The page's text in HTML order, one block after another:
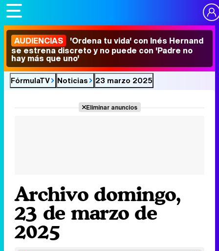
AUDIENCIAS 'Ordena tu vida' con Inés Hernand
se estrena discreto y no puede con 'Padre no
hay más que uno'
FórmulaTV Noticias 23 marzo 2025
Eliminar anuncios
Archivo domingo,
23 de marzo de
2025